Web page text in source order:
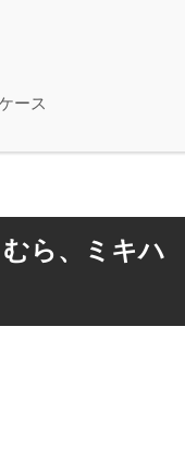
ース
ら、ミキハ